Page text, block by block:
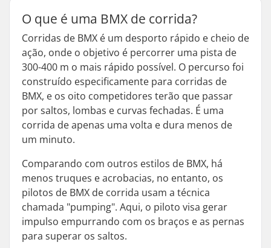
O que é uma BMX de corrida?
Corridas de BMX é um desporto rápido e cheio de
ação, onde o objetivo é percorrer uma pista de
300-400 m o mais rápido possível. O percurso foi
construído especificamente para corridas de
BMX, e os oito competidores terão que passar
por saltos, lombas e curvas fechadas. É uma
corrida de apenas uma volta e dura menos de
um minuto.
Comparando com outros estilos de BMX, há
menos truques e acrobacias, no entanto, os
pilotos de BMX de corrida usam a técnica
chamada "pumping". Aqui, o piloto visa gerar
impulso empurrando com os braços e as pernas
para superar os saltos.